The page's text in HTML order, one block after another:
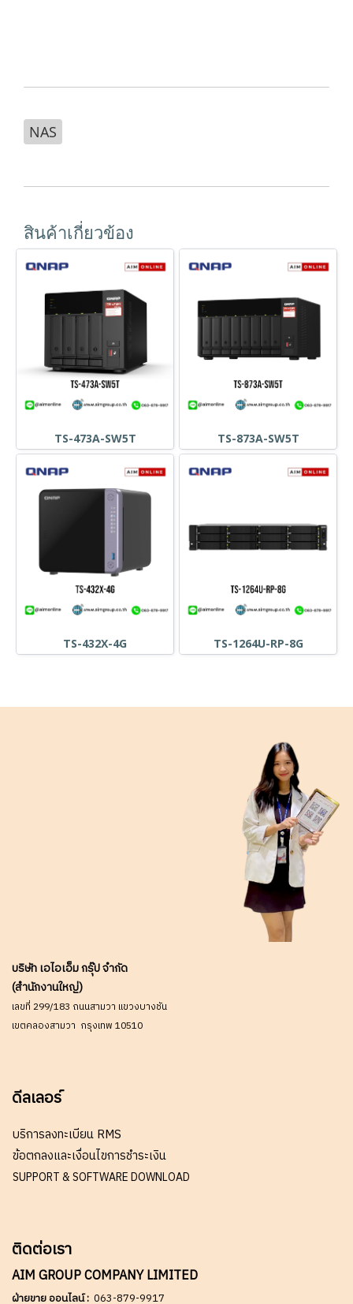
NAS
สินค้าเกี่ยวข้อง
TS-473A-SW5T TS-873A-SW5T
TS-432X-4G TS-1264U-RP-8G
บริษัท เอไอเอ็ม กรุ๊ป จำกัด
(สำนักงานใหญ่)
เลขที่ 299/183 ถนนสามวา แขวงบางชัน
เขตคลองสามวา กรุงเทพ 10510
ดีลเลอร์
บริการลงทะเบียน RMS
ข้อตกลงและเงื่อนไขการชำระเงิน
SUPPORT & SOFTWARE DOWNLOAD
ติดต่อเรา
AIM GROUP COMPANY LIMITED
ฝ่ายขาย ออนไลน์ : 063-879-9917